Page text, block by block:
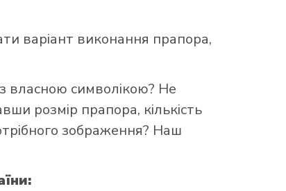
варіант виконання прапора,
власною символікою? Не
розмір прапора, кількість
зображення? Наш